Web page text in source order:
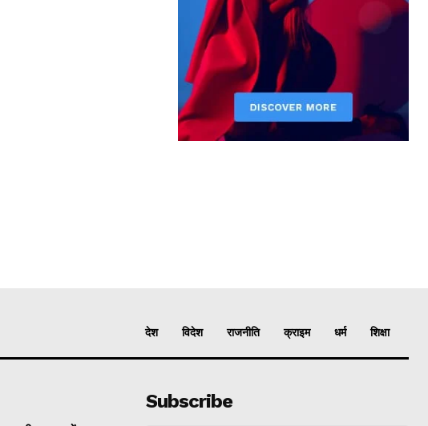
देश विदेश राजनीति क्राइम धर्म शिक्षा
Subscribe